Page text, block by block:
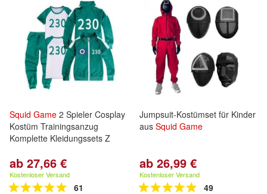
Squid Game 2 Spieler Cosplay
Kostüm Trainingsanzug
Komplette Kleidungssets Z
ab 27,66 €
Kostenloser Versand
61
Jumpsuit-Kostümset für Kinder
aus Squid Game
ab 26,99 €
Kostenloser Versand
49